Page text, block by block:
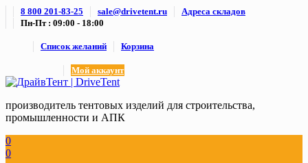
Skip8 800 201-83-25 sale@drivetent.ru
Адреса складов
Пн-Пт : 09:00 - 18:00
Список желаний Корзина
Мой аккаунт
производитель тентовых изделий для строительства,
промышленности и АПК
0
0